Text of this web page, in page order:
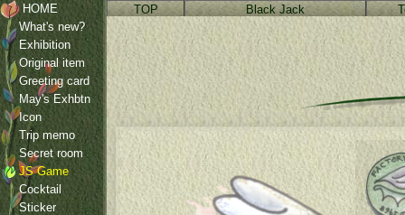
HOME
What's new?
Exhibition
Original item
Greeting card
May's Exhbtn
Icon
Trip memo
Secret room
JS Game
Cocktail
Sticker
TOP Black Jack